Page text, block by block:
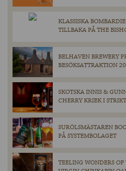
KLASSISKA
TILLBAKA PÅ THE
BELHAVEN BREWERY
BESÖKSATTRAKTION
SKOTSKA INNIS &
CHERRY KRIEK I
SURÖLSMÄSTAREN
PÅ SYSTEMBOLAGET
TEELING WONDERS